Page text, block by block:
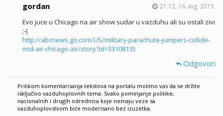
gordan 21:12, 16. avg. 2015.
Evo juce u Chicago na air show sudar u vazduhu ali su ostali zivi
;-(
http://abcnews.go.com/US/military-parachute-jumpers-collide-
mid-air-chicago-air/story?id=33108135
Odgovori
Prilikom komentarisanja tekstova na portalu molimo vas da se držite
isključivo vazduhoplovnih tema. Svako pominjanje politike,
nacionalnih i drugih odrednica koje nemaju veze sa
vazduhoplovstvom biće moderisano bez izuzetka.